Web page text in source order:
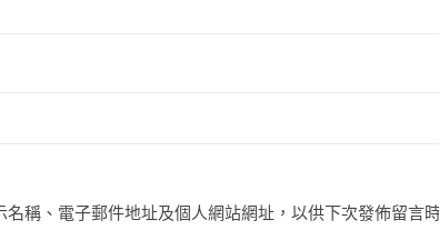
名稱、電子郵件地址及個人網站網址，以供下次發佈留言